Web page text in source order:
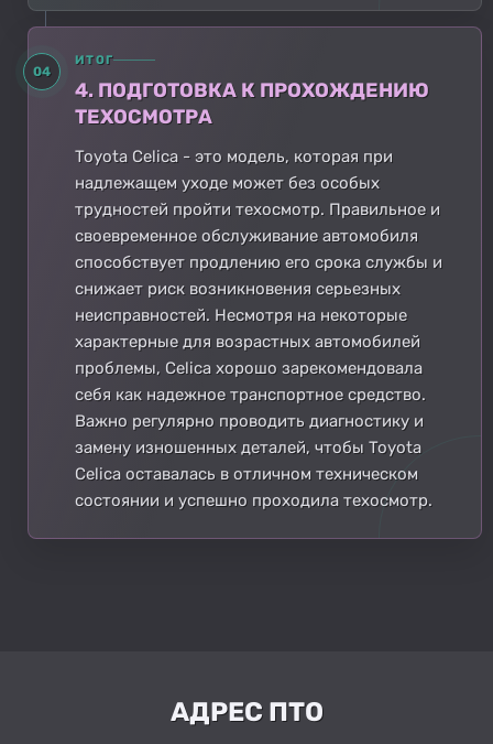
04
ИТОГ
4. ПОДГОТОВКА К ПРОХОЖДЕНИЮ
ТЕХОСМОТРА
Toyota Celica - это модель, которая при
надлежащем уходе может без особых
трудностей пройти техосмотр. Правильное и
своевременное обслуживание автомобиля
способствует продлению его срока службы и
снижает риск возникновения серьезных
неисправностей. Несмотря на некоторые
характерные для возрастных автомобилей
проблемы, Celica хорошо зарекомендовала
себя как надежное транспортное средство.
Важно регулярно проводить диагностику и
замену изношенных деталей, чтобы Toyota
Celica оставалась в отличном техническом
состоянии и успешно проходила техосмотр.
АДРЕС ПТО